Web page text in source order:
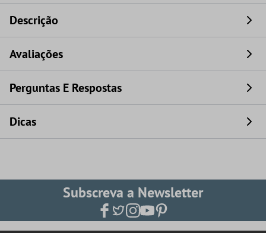
Descrição
Avaliações
Perguntas E Respostas
Dicas
Subscreva a Newsletter